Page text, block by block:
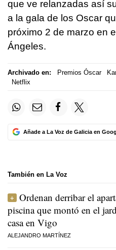
que ve relanzadas así
a la gala de los Oscar
próximo 2 de marzo en
Ángeles.
Archivado en: Premios Óscar
Netflix
Añade a La Voz de Galicia en
También en La Voz
Ordenan derribar el
piscina que montó en el
casa en Vigo
ALEJANDRO MARTÍNEZ